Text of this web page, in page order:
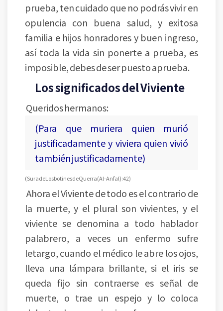
prueba, ten cuidado que no podrás vivir en
opulencia con buena salud, y exitosa
familia e hijos honradores y buen ingreso,
así toda la vida sin ponerte a prueba, es
imposible, debes de ser puesto aprueba.
Los significados del Viviente
Queridos hermanos:
(Para que muriera quien murió
justificadamente y viviera quien vivió
también justificadamente)
(Sura de Los botines de Querra (Al-Anfal): 42)
Ahora el Viviente de todo es el contrario de
la muerte, y el plural son vivientes, y el
viviente se denomina a todo hablador
palabrero, a veces un enfermo sufre
letargo, cuando el médico le abre los ojos,
lleva una lámpara brillante, si el iris se
queda fijo sin contraerse es señal de
muerte, o trae un espejo y lo coloca